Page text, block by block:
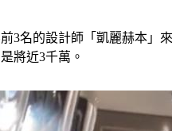
3名的設計師「凱麗赫本」
將近3千萬。